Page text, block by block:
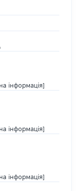
інформація]
інформація]
інформація]